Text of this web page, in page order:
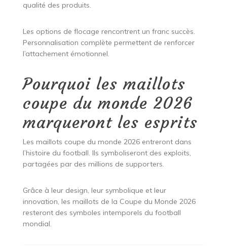
qualité des produits.
Les options de flocage rencontrent un franc succès.
Personnalisation complète permettent de renforcer
l’attachement émotionnel.
Pourquoi les maillots
coupe du monde 2026
marqueront les esprits
Les maillots coupe du monde 2026 entreront dans
l’histoire du football. Ils symboliseront des exploits,
partagées par des millions de supporters.
Grâce à leur design, leur symbolique et leur
innovation, les maillots de la Coupe du Monde 2026
resteront des symboles intemporels du football
mondial.